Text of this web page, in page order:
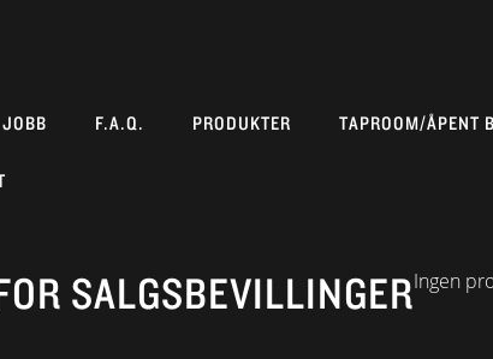
JOBB F.A.Q. PRODUKTER TAPROOM/ÅPENT
SALGSBEVILLINGERIngen